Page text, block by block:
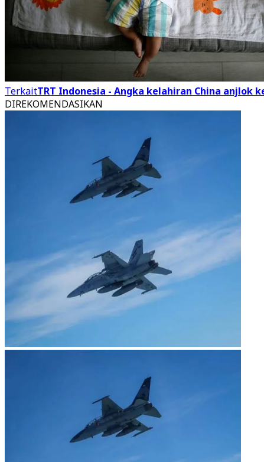
TerkaitTRT Indonesia - Angka kelahiran China anjlok
DIREKOMENDASIKAN